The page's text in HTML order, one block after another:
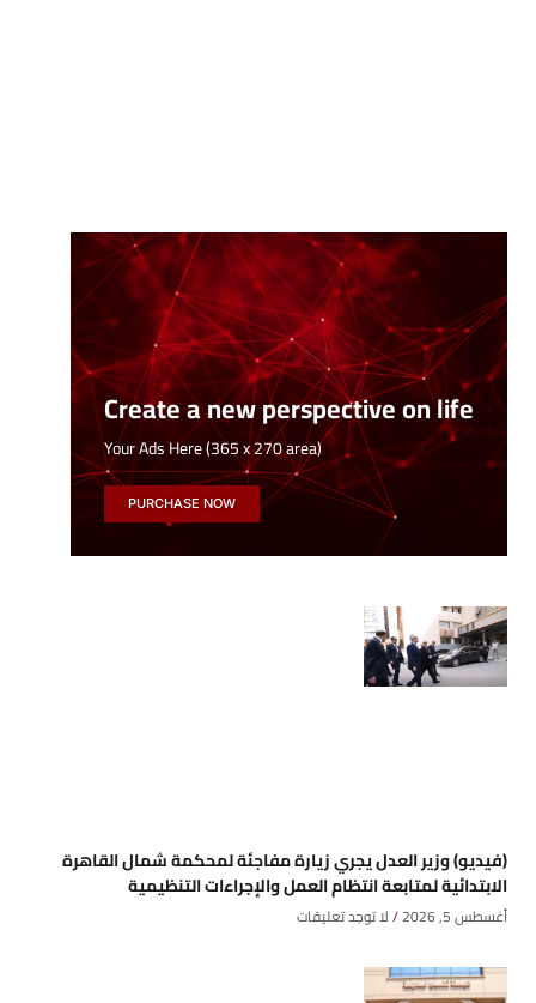
Create a new perspective on life
Your Ads Here (365 x 270 area)
PURCHASE NOW
(فيديو) وزير العدل يجري زيارة مفاجئة لمحكمة شمال القاهرة
الابتدائية لمتابعة انتظام العمل والإجراءات التنظيمية
أغسطس 5, 2026 لا توجد تعليقات